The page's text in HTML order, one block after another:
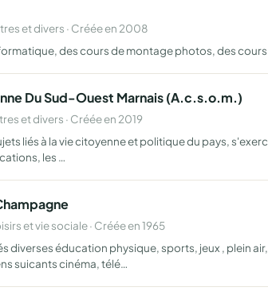
et divers · Créée en 2008
des cours de montage photos, des
Du Sud-Ouest Marnais (A.c.s.o.m.)
et divers · Créée en 2019
liés à la vie citoyenne et politique du pays,
les …
et vie sociale · Créée en 1965
diverses éducation physique, sports, jeux , plein
suicants cinéma, télé…